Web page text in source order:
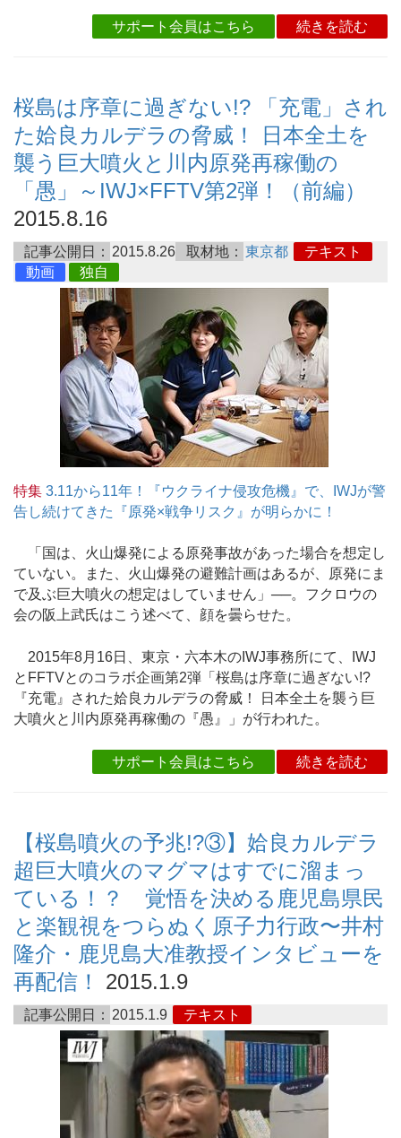
サポート会員はこちら 続きを読む
桜島は序章に過ぎない!? 「充電」され
た姶良カルデラの脅威！ 日本全土を
襲う巨大噴火と川内原発再稼働の
「愚」～IWJ×FFTV第2弾！（前編）
2015.8.16
記事公開日： 2015.8.26 取材地： 東京都
テキスト
動画
独自
特集 3.11から11年！『ウクライナ侵攻危機』で、IWJが警
告し続けてきた『原発×戦争リスク』が明らかに！
「国は、火山爆発による原発事故があった場合を想定し
ていない。また、火山爆発の避難計画はあるが、原発にま
で及ぶ巨大噴火の想定はしていません」──。フクロウの
会の阪上武氏はこう述べて、顔を曇らせた。
2015年8月16日、東京・六本木のIWJ事務所にて、IWJ
とFFTVとのコラボ企画第2弾「桜島は序章に過ぎない!?
『充電』された姶良カルデラの脅威！ 日本全土を襲う巨
大噴火と川内原発再稼働の『愚』」が行われた。
サポート会員はこちら 続きを読む
【桜島噴火の予兆!?③】姶良カルデラ
超巨大噴火のマグマはすでに溜まっ
ている！？ 覚悟を決める鹿児島県民
と楽観視をつらぬく原子力行政〜井村
隆介・鹿児島大准教授インタビューを
再配信！
2015.1.9
記事公開日： 2015.1.9 テキスト